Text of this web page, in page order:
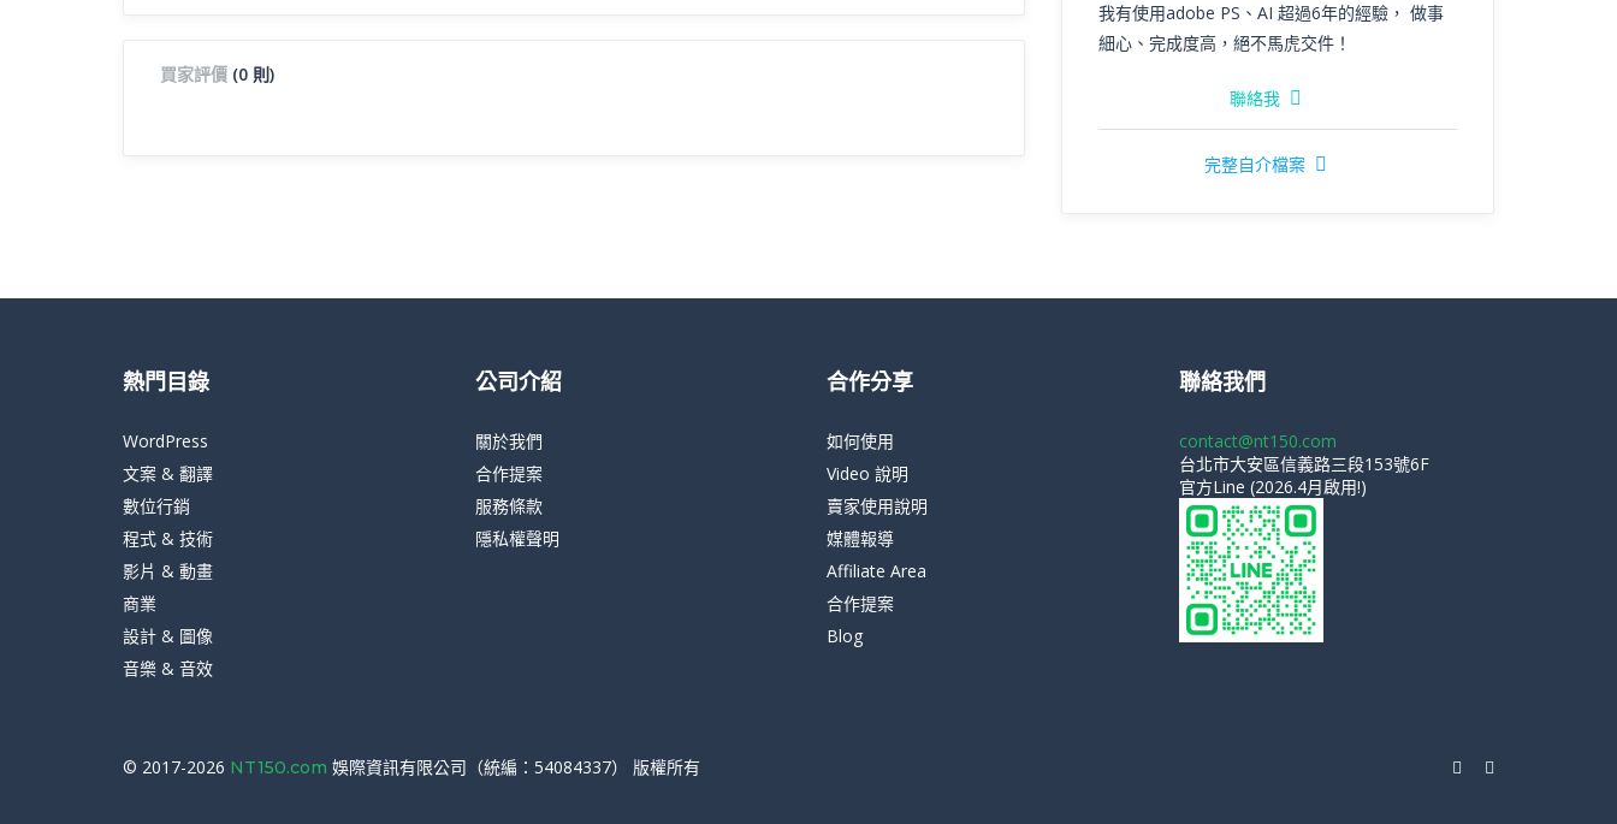
買家評價 (0 則)
我有使用adobe PS、AI 超過6年的經驗， 做事
細心、完成度高，絕不馬虎交件！
聯絡我
完整自介檔案
熱門目錄
WordPress
文案 & 翻譯
數位行銷
程式 & 技術
影片 & 動畫
商業
設計 & 圖像
音樂 & 音效
公司介紹
關於我們
合作提案
服務條款
隱私權聲明
合作分享
如何使用
Video 說明
賣家使用說明
媒體報導
Affiliate Area
合作提案
Blog
聯絡我們
contact@nt150.com
台北市大安區信義路三段153號6F
官方Line (2026.4月啟用!)
© 2017-2026 NT150.com 娛際資訊有限公司（統編：54084337） 版權所有